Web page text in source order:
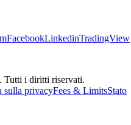
FacebookLinkedinTradingView
Tutti i diritti riservati.
sulla privacyFees & LimitsStato